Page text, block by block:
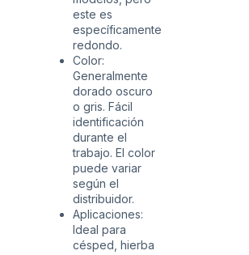
este es
específicamente
redondo.
Color:
Generalmente
dorado oscuro
o gris. Fácil
identificación
durante el
trabajo. El color
puede variar
según el
distribuidor.
Aplicaciones:
Ideal para
césped, hierba